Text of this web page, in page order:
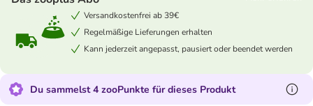
Versandkostenfrei ab 39€
Regelmäßige Lieferungen erhalten
Kann jederzeit angepasst, pausiert oder beendet werden
Du sammelst 4 zooPunkte für dieses Produkt